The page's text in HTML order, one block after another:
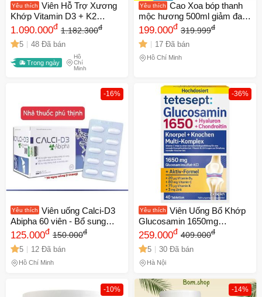
Yêu thích
Viên Hỗ Trợ Xương
Khớp Vitamin D3 + K2
Sports Research 160 Viên -
Tăng Cường Hấp Thụ Canxi
và Duy Trì Sức Khỏe Xương
Răng
1.090.000đ 1.182.300đ
5 48 Đã bán
Trong ngày
Hồ
Chí
Minh
Yêu thích
Cao Xoa bóp thanh
mộc hương 500ml giảm đau
mỏi
199.000đ 319.999đ
17 Đã bán
Hồ Chí Minh
-16%
Yêu thích
Viên uống Calci-D3
Abipha 60 viên - Bổ sung
Canxi & Vitamin D3 cho sức
khỏe xương, hỗ trợ phát triển
chiều cao, ưu đãi giá tốt nhất
125.000đ 150.000đ
5 12 Đã bán
Hồ Chí Minh
-36%
Yêu thích
Viên Uống Bổ Khớp
Glucosamin 1650mg
Tetesept - Hãng Đức, Giảm
Đau Khớp, Tái Tạo Sụn, 40
Viên Hỗ Trợ Xương Khớp
Khỏe Mạnh
259.000đ 409.000đ
5 30 Đã bán
Hà Nội
-10% -14%